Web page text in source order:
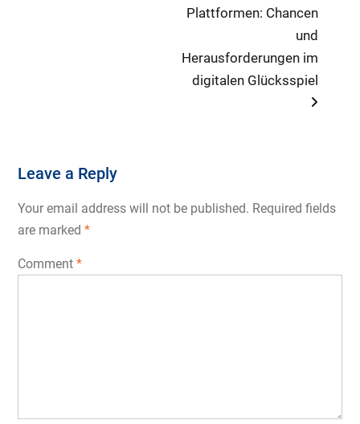
post:
Plattformen: Chancen
und
Herausforderungen im
digitalen Glücksspiel
Leave a Reply
Your email address will not be published. Required fields
are marked *
Comment *